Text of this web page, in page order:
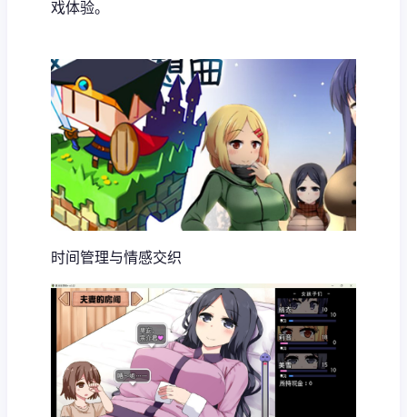
戏体验。
时间管理与情感交织